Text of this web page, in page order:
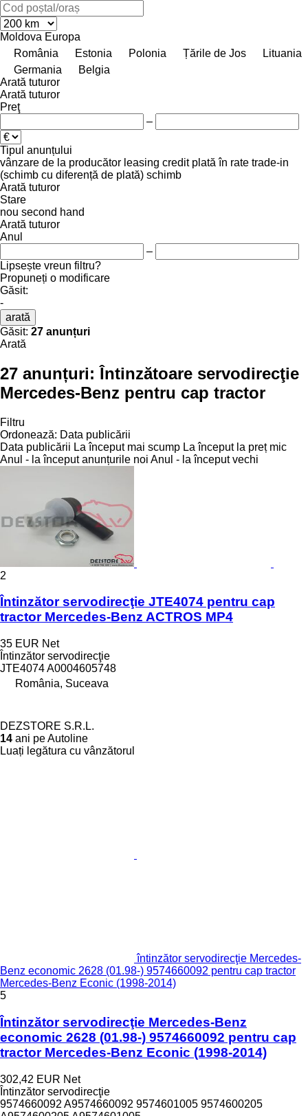
Moldova Europa
România
Estonia Polonia Țările de Jos
Lituania
Germania
Belgia
Arată tuturor
Arată tuturor
Preţ
–
Tipul anunțului
vânzare de la producător leasing credit plată în rate trade-in
(schimb cu diferență de plată) schimb
Arată tuturor
Stare
nou second hand
Arată tuturor
Anul
–
Lipsește vreun filtru?
Propuneți o modificare
Găsit:
-
arată
Găsit: 27 anunțuri
Arată
27 anunțuri:Întinzătoare servodirecţie
Mercedes-Benz pentru cap tractor
Filtru
Ordonează: Data publicării
Data publicării La început mai scump La început la preț mic
Anul - la început anunțurile noi Anul - la început vechi
2
Întinzător servodirecţie JTE4074 pentru cap
tractor Mercedes-Benz ACTROS MP4
35 EUR Net
Întinzător servodirecţie
JTE4074 A0004605748
România, Suceava
DEZSTORE S.R.L.
14 ani pe Autoline
Luați legătura cu vânzătorul
întinzător servodirecţie Mercedes-
Benz economic 2628 (01.98-) 9574660092 pentru cap tractor
Mercedes-Benz Econic (1998-2014)
5
Întinzător servodirecţie Mercedes-Benz
economic 2628 (01.98-) 9574660092 pentru cap
tractor Mercedes-Benz Econic (1998-2014)
302,42 EUR Net
Întinzător servodirecţie
9574660092 A9574660092 9574601005 9574600205